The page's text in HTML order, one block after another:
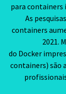
para containers
As
containers
2021.
do Docker
containers) são